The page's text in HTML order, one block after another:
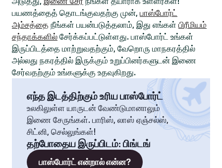
பயணத்தைத் தொடங்குவதற்கு முன், பாஸ்போர்ட்
அம்சத்தை நீங்கள் பயன்படுத்தலாம், இது எங்கள் பிரீமியம்
சந்தாக்களில் சேர்க்கப்பட்டுள்ளது. பாஸ்போர்ட் உங்கள்
இருப்பிடத்தை மாற்றுவதற்கும், வேறொரு மாநகரத்தில்
அல்லது நகரத்தில் இருக்கும் உறுப்பினர்களுடன் இணை
சேர்வதற்கும் உங்களுக்கு உதவுகிறது.
எந்த இடத்திற்கும் உரிய பாஸ்போர்ட்
உலகிலுள்ள யாருடன் வேண்டுமானாலும்
இணை சேருங்கள். பாரிஸ், லாஸ் ஏஞ்சல்ஸ்,
சிட்னி, செல்லுங்கள்!
தற்போதைய இருப்பிடம்: பிங்டங்
பாஸ்போர்ட் என்றால் என்ன?